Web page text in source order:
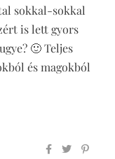
sokkal-sokkal
is lett gyors
🙂 Teljes
és magokból